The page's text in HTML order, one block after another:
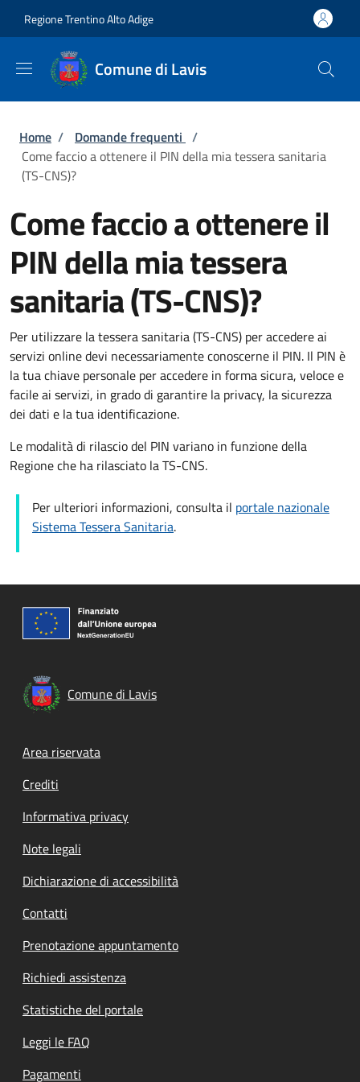
Regione Trentino Alto Adige
Comune di Lavis
Briciole di pane
Home / Domande frequenti /
Come faccio a ottenere il PIN della mia tessera sanitaria
(TS-CNS)?
Come faccio a ottenere il
PIN della mia tessera
sanitaria (TS-CNS)?
Per utilizzare la tessera sanitaria (TS-CNS) per accedere ai
servizi online devi necessariamente conoscerne il PIN. Il PIN è
la tua chiave personale per accedere in forma sicura, veloce e
facile ai servizi, in grado di garantire la privacy, la sicurezza
dei dati e la tua identificazione.
Le modalità di rilascio del PIN variano in funzione della
Regione che ha rilasciato la TS-CNS.
Per ulteriori informazioni, consulta il portale nazionale
Sistema Tessera Sanitaria.
Comune di Lavis
Footer menu
Area riservata
Crediti
Informativa privacy
Note legali
Dichiarazione di accessibilità
Contatti
Prenotazione appuntamento
Richiedi assistenza
Statistiche del portale
Leggi le FAQ
Pagamenti